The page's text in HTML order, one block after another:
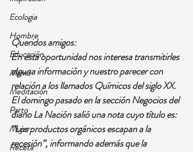
Ecologia
Hombre
Educación
Mamá
Meditación
Parto
Mujer
Receta
Queridos amigos:
En esta oportunidad nos interesa transmitirles
alguna información y nuestro parecer con
relación a los llamados Químicos del siglo XX.
El domingo pasado en la sección Negocios del
diario La Nación salió una nota cuyo título es:
“Los productos orgánicos escapan a la
recesión”, informando además que la